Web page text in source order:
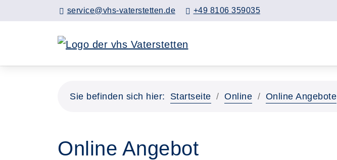
service@vhs-vaterstetten.de +49 8106 359035
Sie befinden sich hier: Startseite Online Online Angebote
Online Angebot